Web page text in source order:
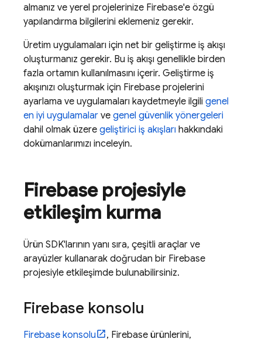
almanız ve yerel projelerinize Firebase'e özgü
yapılandırma bilgilerini eklemeniz gerekir.
Üretim uygulamaları için net bir geliştirme iş akışı
oluşturmanız gerekir. Bu iş akışı genellikle birden
fazla ortamın kullanılmasını içerir. Geliştirme iş
akışınızı oluşturmak için Firebase projelerini
ayarlama ve uygulamaları kaydetmeyle ilgili genel
en iyi uygulamalar ve genel güvenlik yönergeleri
dahil olmak üzere geliştirici iş akışları hakkındaki
dokümanlarımızı inceleyin.
Firebase projesiyle
etkileşim kurma
Ürün SDK'larının yanı sıra, çeşitli araçlar ve
arayüzler kullanarak doğrudan bir Firebase
projesiyle etkileşimde bulunabilirsiniz.
Firebase konsolu
Firebase konsolu
, Firebase ürünlerini,